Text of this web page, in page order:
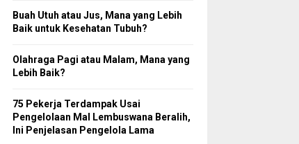
Buah Utuh atau Jus, Mana yang Lebih
Baik untuk Kesehatan Tubuh?
Olahraga Pagi atau Malam, Mana yang
Lebih Baik?
75 Pekerja Terdampak Usai
Pengelolaan Mal Lembuswana Beralih,
Ini Penjelasan Pengelola Lama